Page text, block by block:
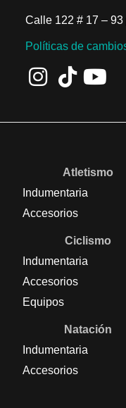
Atletismo
Indumentaria
Accesorios
Ciclismo
Indumentaria
Accesorios
Equipos
Natación
Indumentaria
Accesorios
Calle 122 # 17 – 93
Políticas de